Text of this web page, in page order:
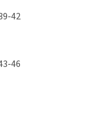
42
46